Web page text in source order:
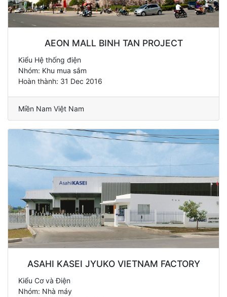
AEON MALL BINH TAN PROJECT
Kiểu Hệ thống điện
Nhóm: Khu mua sắm
Hoàn thành: 31 Dec 2016
Miền Nam Việt Nam
ASAHI KASEI JYUKO VIETNAM FACTORY
Kiểu Cơ và Điện
Nhóm: Nhà máy